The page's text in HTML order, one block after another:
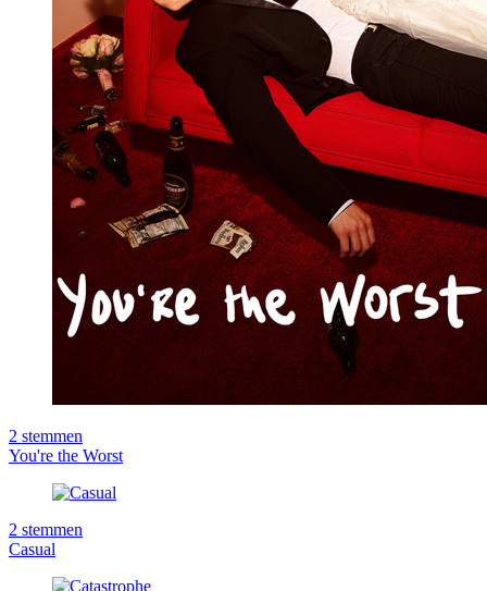
2 stemmen
You're the Worst
2 stemmen
Casual